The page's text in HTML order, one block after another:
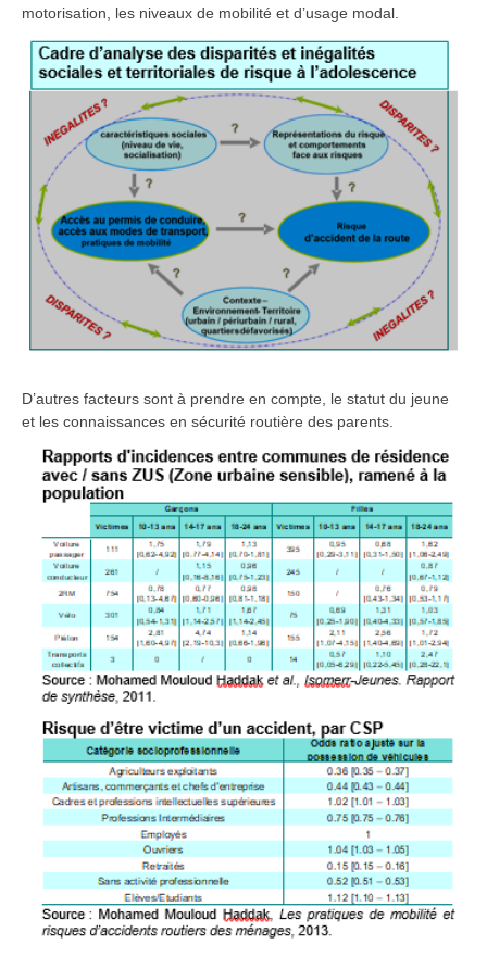
motorisation, les niveaux de mobilité et d’usage modal.
D’autres facteurs sont à prendre en compte, le statut du jeune
et les connaissances en sécurité routière des parents.